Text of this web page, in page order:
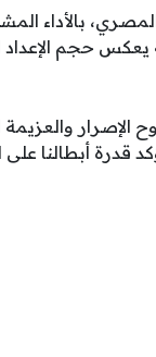
بالأداء
يعكس حجم الإعداد
والعزيمة
قدرة أبطالنا